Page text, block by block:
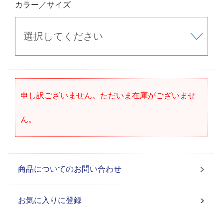
カラー／サイズ
申し訳ございません。ただいま在庫がございませ
ん。
商品についてのお問い合わせ
お気に入りに登録